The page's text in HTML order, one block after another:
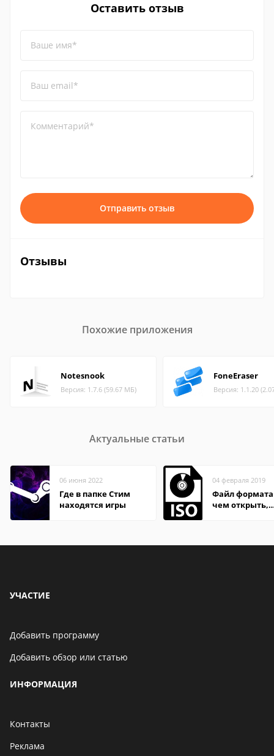
Оставить отзыв
Ваше имя*
Ваш email*
Комментарий*
Отправить отзыв
Отзывы
Похожие приложения
Notesnook
Версия: 1.7.6 (59.67 МБ)
FoneEraser
Версия: 1.1.20
Актуальные статьи
06 июня 2022
Где в папке Стим
находятся игры
04 февраля 2019
Файл формата
чем открыть,
УЧАСТИЕ
Добавить программу
Добавить обзор или статью
ИНФОРМАЦИЯ
Контакты
Реклама